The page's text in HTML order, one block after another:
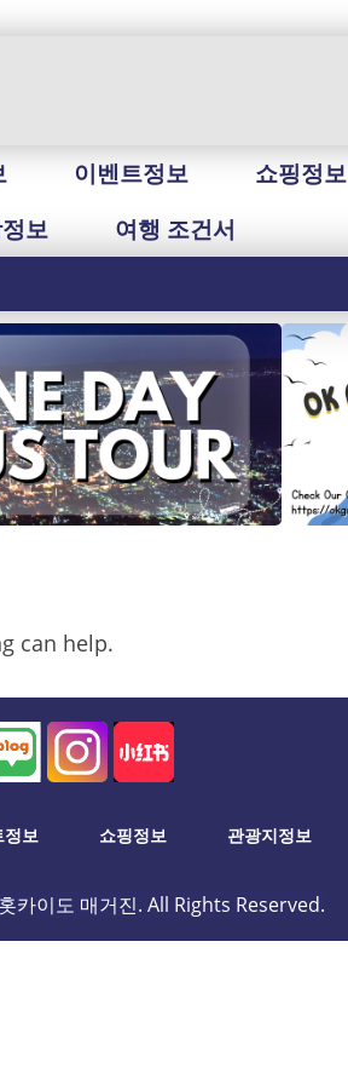
이벤트정보 쇼핑정보
보
여행 조건서
can help.
보 쇼핑정보 관광지정보
카이도 매거진. All Rights Reserved.